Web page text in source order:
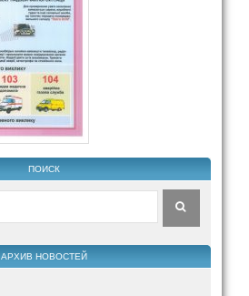
ПОИСК
АРХИВ НОВОСТЕЙ